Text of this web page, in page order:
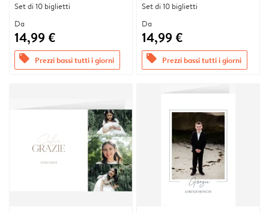
Set di 10 biglietti
Da
14,99 €
offers Prezzi bassi tutti i giorni
Set di 10 biglietti
Da
14,99 €
offers Prezzi bassi tutti i giorni